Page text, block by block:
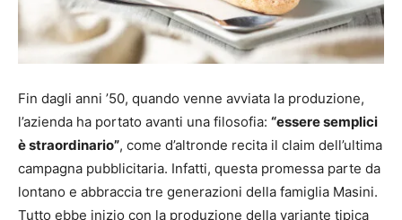
Fin dagli anni ’50, quando venne avviata la produzione,
l’azienda ha portato avanti una filosofia: “essere semplici
è straordinario”, come d’altronde recita il claim dell’ultima
campagna pubblicitaria. Infatti, questa promessa parte da
lontano e abbraccia tre generazioni della famiglia Masini.
Tutto ebbe inizio con la produzione della variante tipica